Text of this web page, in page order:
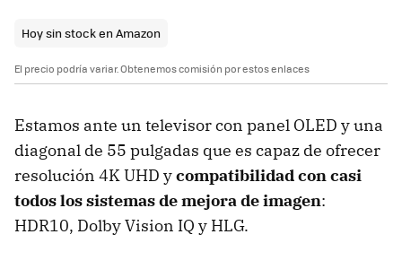
Hoy sin stock en Amazon
El precio podría variar. Obtenemos comisión por estos enlaces
Estamos ante un televisor con panel OLED y una
diagonal de 55 pulgadas que es capaz de ofrecer
resolución 4K UHD ycompatibilidad con casi
todos los sistemas de mejora de imagen:
HDR10, Dolby Vision IQ y HLG.